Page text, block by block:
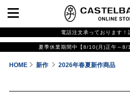
電話注文承っております！
夏季休業期間中【8/10(月)正午～8/
HOME 新作 2026年春夏新作商品